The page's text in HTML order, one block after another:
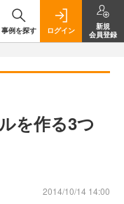
事例を探す ログイン
新規
会員登録
を作る3つ
2014/10/14 14:00